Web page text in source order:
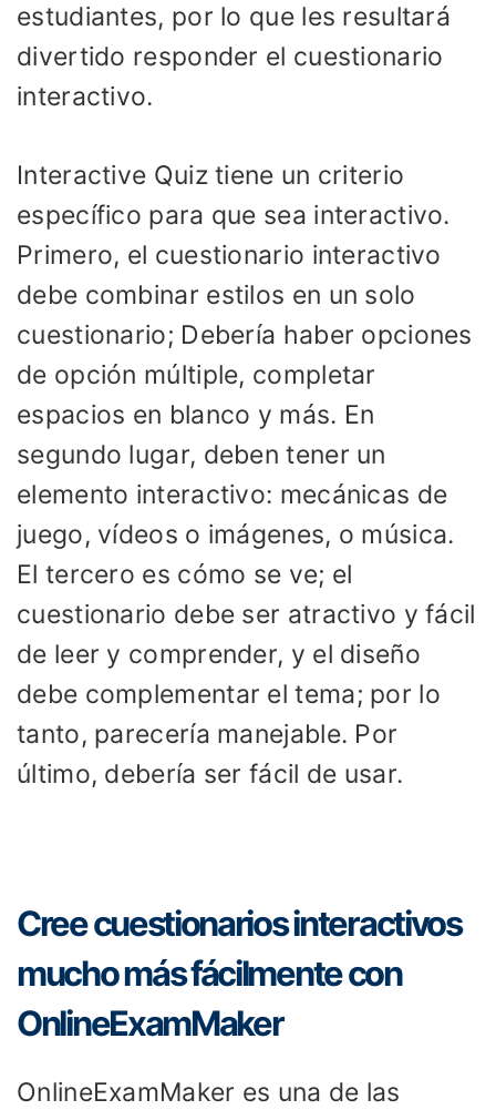
estudiantes, por lo que les resultará
divertido responder el cuestionario
interactivo.
Interactive Quiz tiene un criterio
específico para que sea interactivo.
Primero, el cuestionario interactivo
debe combinar estilos en un solo
cuestionario; Debería haber opciones
de opción múltiple, completar
espacios en blanco y más. En
segundo lugar, deben tener un
elemento interactivo: mecánicas de
juego, vídeos o imágenes, o música.
El tercero es cómo se ve; el
cuestionario debe ser atractivo y fácil
de leer y comprender, y el diseño
debe complementar el tema; por lo
tanto, parecería manejable. Por
último, debería ser fácil de usar.
Cree cuestionarios interactivos
mucho más fácilmente con
OnlineExamMaker
OnlineExamMaker es una de las